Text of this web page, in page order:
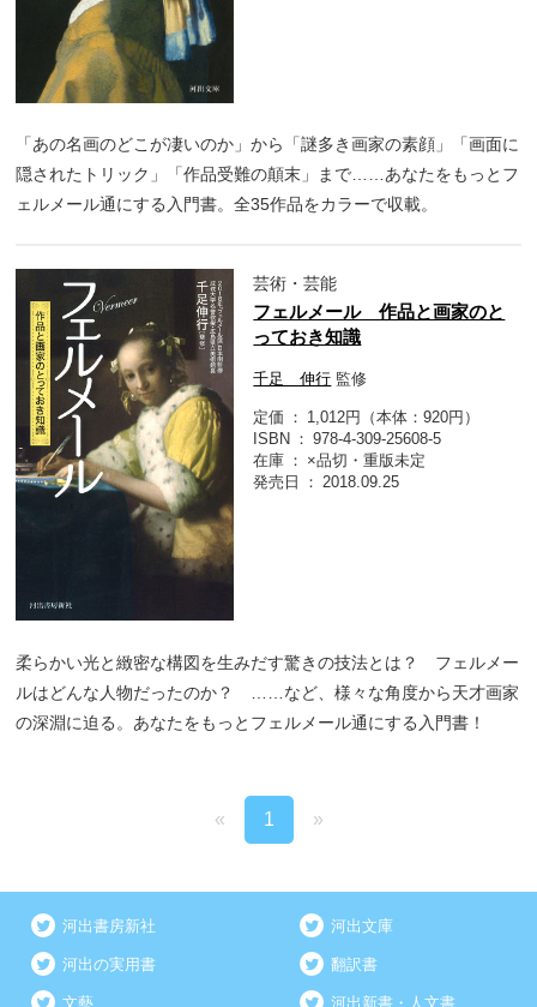
「あの名画のどこが凄いのか」から「謎多き画家の素顔」「画面に
隠されたトリック」「作品受難の顛末」まで……あなたをもっとフ
ェルメール通にする入門書。全35作品をカラーで収載。
芸術・芸能
フェルメール 作品と画家のと
っておき知識
千足 伸行 監修
定価
1,012円（本体：920円）
ISBN
978-4-309-25608-5
在庫
×品切・重版未定
発売日
2018.09.25
柔らかい光と緻密な構図を生みだす驚きの技法とは？ フェルメー
ルはどんな人物だったのか？ ……など、様々な角度から天才画家
の深淵に迫る。あなたをもっとフェルメール通にする入門書！
« 1 »
河出書房新社 河出文庫
河出の実用書 翻訳書
文藝 河出新書・人文書